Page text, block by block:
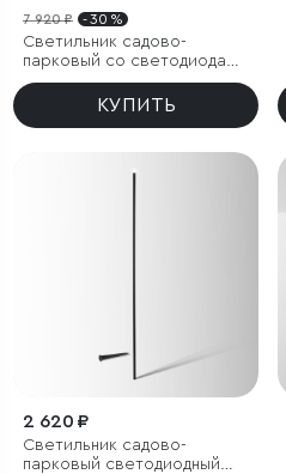
7 920 ₽ - 30 %
Светильник садово-
парковый со светодиодами
Verano черный
КУПИТЬ
2 620 ₽
Светильник садово-
парковый светодиодный